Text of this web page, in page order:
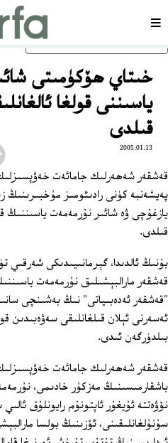
ئاساسلىق مەزمۇنغا ئاتلاڭسەھىپە
خىتاي ھۆكۈمىتى
ياسىننى قولغا
قىلدى
2005.01.13
قەشقەر شەھەرلىك جامائەت
پەيشەنبە كۈنى رادىئومىز مۇخبىرىنىڭ
يازغۇچى ۋە شائىر نۇرمەمەت ياسىننىڭ
قىلدى.
بۇنىڭ ئالدىدا، گېرمانىيىدىكى شەرقىي
قەشقەر مارالبېشىلىق نۇرمەمەت
"قەشقەر ئەدەبىياتى" نىڭ بەشىنچى
ئەسەرنى ئېلان قىلغانلىقى سەۋەبىدىن
بىلدۈرگەن ئىدى.
قەشقەر شەھەرلىك جامائەت
باشقارمىسىنىڭ مەزكۇر خادىمى،
نۆۋەتتە ئۇيغۇر ئاپتونۇم رايونلۇق
سۇنۇلغانلىقىنى، ئۆزىنىڭ بولسا